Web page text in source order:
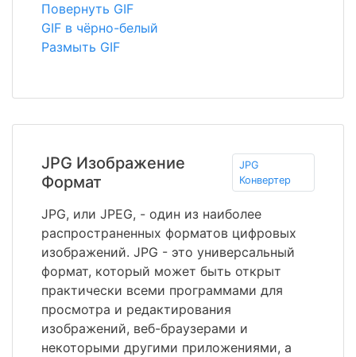
Повернуть GIF
GIF в чёрно-белый
Размыть GIF
JPG Изображение
Формат
JPG
Конвертер
JPG, или JPEG, - один из наиболее
распространенных форматов цифровых
изображений. JPG - это универсальный
формат, который может быть открыт
практически всеми программами для
просмотра и редактирования
изображений, веб-браузерами и
некоторыми другими приложениями, а